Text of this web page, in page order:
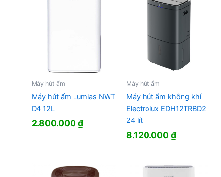
Máy hút ẩm
Máy hút ẩm Lumias NWT
D4 12L
2.800.000₫
Máy hút ẩm
Máy hút ẩm không khí
Electrolux EDH12TRBD2
24 lít
8.120.000₫